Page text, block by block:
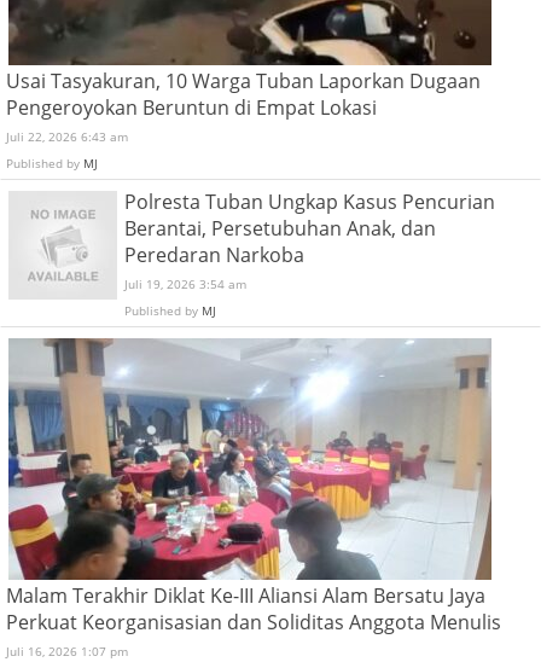
Usai Tasyakuran, 10 Warga Tuban Laporkan Dugaan
Pengeroyokan Beruntun di Empat Lokasi
Juli 22, 2026 6:43 am
Published by MJ
Polresta Tuban Ungkap Kasus Pencurian
Berantai, Persetubuhan Anak, dan
Peredaran Narkoba
Juli 19, 2026 3:54 am
Published by MJ
Malam Terakhir Diklat Ke-III Aliansi Alam Bersatu Jaya
Perkuat Keorganisasian dan Soliditas Anggota Menulis
Juli 16, 2026 1:07 pm